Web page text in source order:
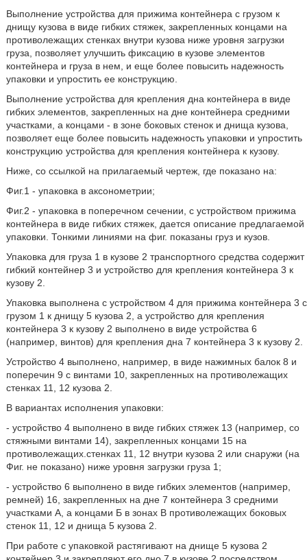
Выполнение устройства для прижима контейнера с грузом к
днищу кузова в виде гибких стяжек, закрепленных концами на
противолежащих стенках внутри кузова ниже уровня загрузки
груза, позволяет улучшить фиксацию в кузове элементов
контейнера и груза в нем, и еще более повысить надежность
упаковки и упростить ее конструкцию.
Выполнение устройства для крепления дна контейнера в виде
гибких элементов, закрепленных на дне контейнера средними
участками, а концами - в зоне боковых стенок и днища кузова,
позволяет еще более повысить надежность упаковки и упростить
конструкцию устройства для крепления контейнера к кузову.
Ниже, со ссылкой на прилагаемый чертеж, где показано на:
Фиг.1 - упаковка в аксонометрии;
Фиг.2 - упаковка в поперечном сечении, с устройством прижима
контейнера в виде гибких стяжек, дается описание предлагаемой
упаковки. Тонкими линиями на фиг. показаны груз и кузов.
Упаковка для груза 1 в кузове 2 транспортного средства содержит
гибкий контейнер 3 и устройство для крепления контейнера 3 к
кузову 2.
Упаковка выполнена с устройством 4 для прижима контейнера 3 с
грузом 1 к днищу 5 кузова 2, а устройство для крепления
контейнера 3 к кузову 2 выполнено в виде устройства 6
(например, винтов) для крепления дна 7 контейнера 3 к кузову 2.
Устройство 4 выполнено, например, в виде нажимных балок 8 и
поперечин 9 с винтами 10, закрепленных на противолежащих
стенках 11, 12 кузова 2.
В вариантах исполнения упаковки:
- устройство 4 выполнено в виде гибких стяжек 13 (например, со
стяжными винтами 14), закрепленных концами 15 на
противолежащих.стенках 11, 12 внутри кузова 2 или снаружи (на
Фиг. не показано) ниже уровня загрузки груза 1;
- устройство 6 выполнено в виде гибких элементов (например,
ремней) 16, закрепленных на дне 7 контейнера 3 средними
участками А, а концами Б в зонах В противолежащих боковых
стенок 11, 12 и днища 5 кузова 2.
При работе с упаковкой растягивают на днище 5 кузова 2